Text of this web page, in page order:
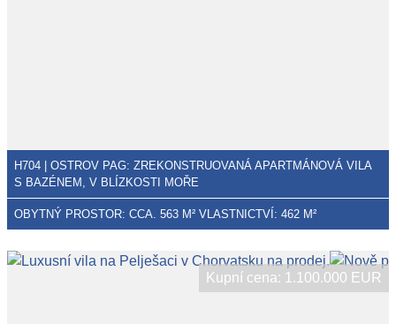
H704 | OSTROV PAG: ZREKONSTRUOVANÁ APARTMÁNOVÁ VILA
S BAZÉNEM, ​​V BLÍZKOSTI MOŘE
OBYTNÝ PROSTOR: CCA. 563 M² VLASTNICTVÍ: 462 M²
Kupní cena: 1.100.000 EUR